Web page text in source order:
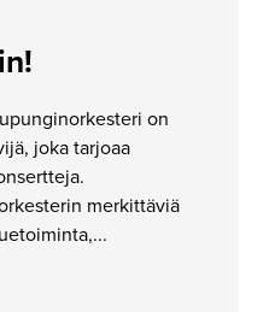
on
joka tarjoaa
merkittäviä